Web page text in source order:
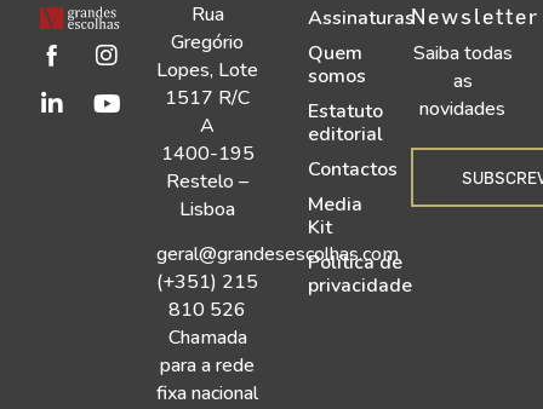
Rua
Gregório
Lopes, Lote
1517 R/C
A
1400-195
Restelo –
Lisboa
geral@grandesescolhas.com
(+351) 215
810 526
Chamada
para a rede
fixa nacional
Assinaturas
Quem
somos
Estatuto
editorial
Contactos
Media
Kit
Política de
privacidade
Newsletter
Saiba todas
as
novidades